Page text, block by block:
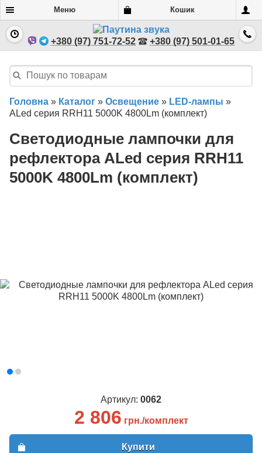
Меню Кошик
+380 (97) 751-72-52 +380 (97) 501-01-65
Головна » Каталог » Освещение » LED-лампы »
ALed серия RRH11 5000K 4800Lm (комплект)
Светодиодные лампочки для
рефлектора ALed серия RRH11
5000K 4800Lm (комплект)
Артикул: 0062
2 806 грн./комплект
Купити